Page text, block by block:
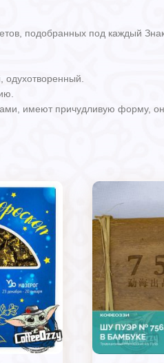
подобранных под каждый
имеют причудливую форму,